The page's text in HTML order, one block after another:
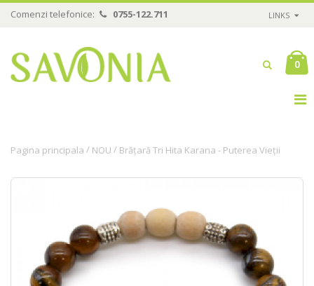
Comenzi telefonice: 0755-122.711 LINKS
0
Pagina principala / NOU / Brățară Tri Hita Karana - Puterea Vieții